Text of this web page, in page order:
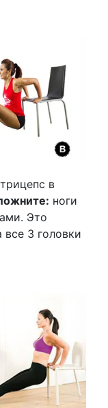
в
ноги
Это
3 головки